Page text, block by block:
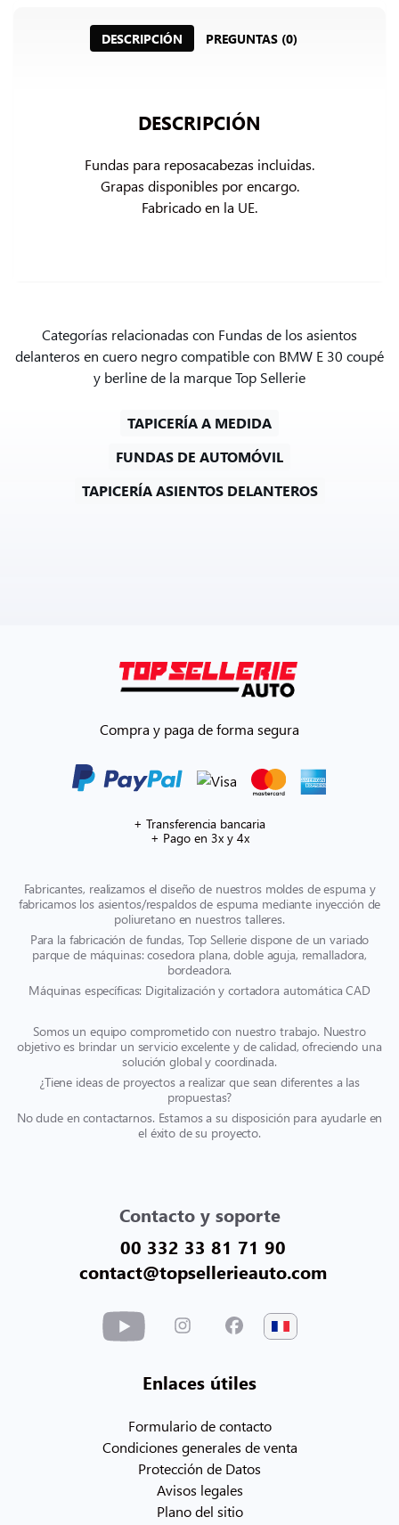
DESCRIPCIÓN PREGUNTAS (0)
DESCRIPCIÓN
Fundas para reposacabezas incluidas.
Grapas disponibles por encargo.
Fabricado en la UE.
Categorías relacionadas con Fundas de los asientos
delanteros en cuero negro compatible con BMW E 30 coupé
y berline de la marque Top Sellerie
TAPICERÍA A MEDIDA
FUNDAS DE AUTOMÓVIL
TAPICERÍA ASIENTOS DELANTEROS
Compra y paga de forma segura
+ Transferencia bancaria
+ Pago en 3x y 4x
Fabricantes, realizamos el diseño de nuestros moldes de espuma y
fabricamos los asientos/respaldos de espuma mediante inyección de
poliuretano en nuestros talleres.
Para la fabricación de fundas, Top Sellerie dispone de un variado
parque de máquinas: cosedora plana, doble aguja, remalladora,
bordeadora.
Máquinas específicas: Digitalización y cortadora automática CAD
Somos un equipo comprometido con nuestro trabajo. Nuestro
objetivo es brindar un servicio excelente y de calidad, ofreciendo una
solución global y coordinada.
¿Tiene ideas de proyectos a realizar que sean diferentes a las
propuestas?
No dude en contactarnos. Estamos a su disposición para ayudarle en
el éxito de su proyecto.
Contacto y soporte
00 332 33 81 71 90
contact@topsellerieauto.com
Enlaces útiles
Formulario de contacto
Condiciones generales de venta
Protección de Datos
Avisos legales
Plano del sitio